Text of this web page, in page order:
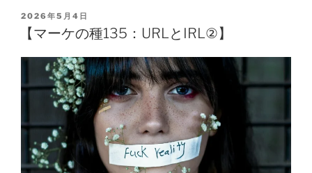
2026年5月4日
【マーケの種135：URLとIRL②】